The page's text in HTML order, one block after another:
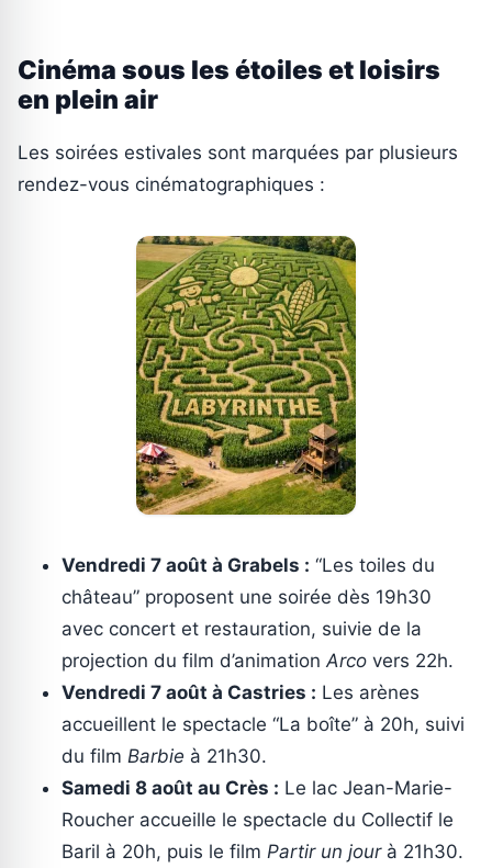
Cinéma sous les étoiles et loisirs
en plein air
Les soirées estivales sont marquées par plusieurs
rendez-vous cinématographiques :
Vendredi 7 août à Grabels : “Les toiles du
château” proposent une soirée dès 19h30
avec concert et restauration, suivie de la
projection du film d’animationArco vers 22h.
Vendredi 7 août à Castries : Les arènes
accueillent le spectacle “La boîte” à 20h, suivi
du film Barbie à 21h30.
Samedi 8 août au Crès : Le lac Jean-Marie-
Roucher accueille le spectacle du Collectif le
Baril à 20h, puis le film Partir un jourà 21h30.